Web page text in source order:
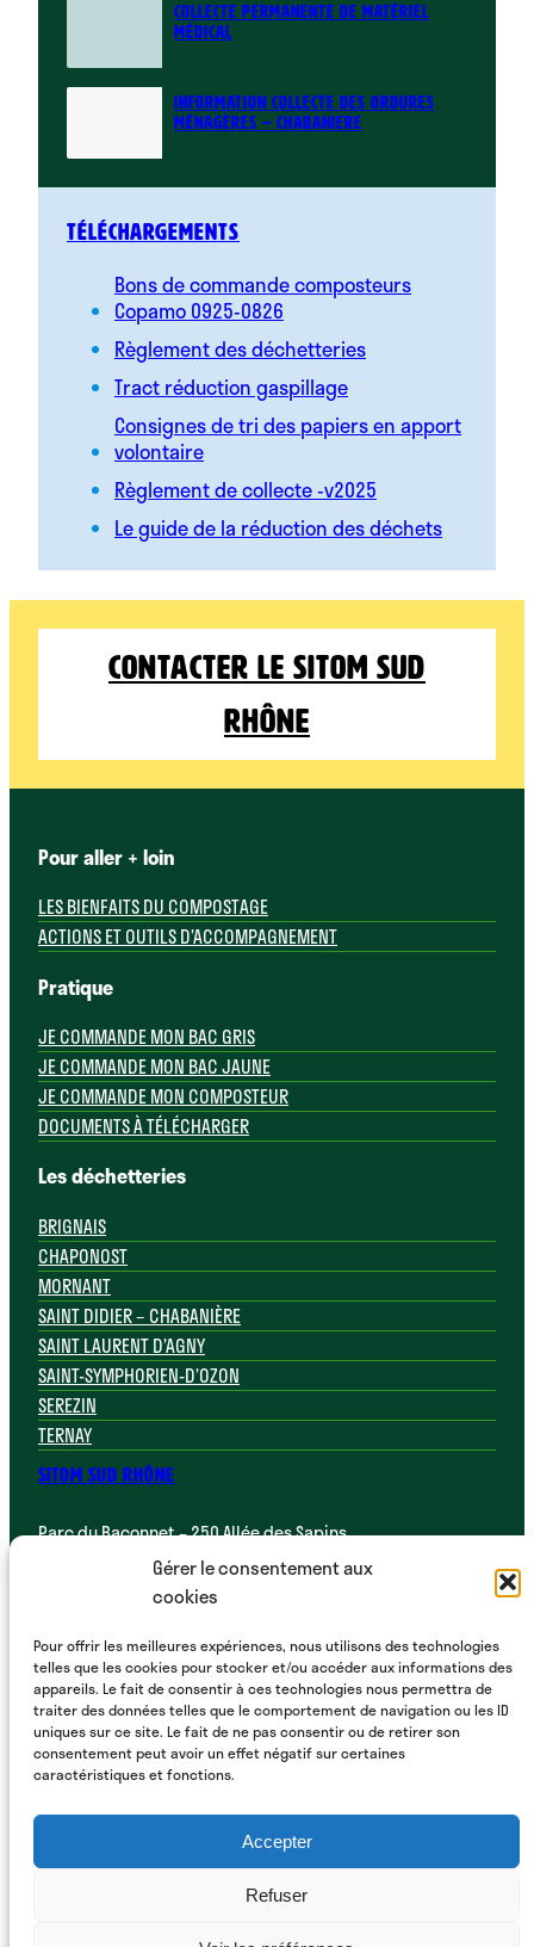
Gérer le consentement aux
cookies
Pour offrir les meilleures expériences, nous utilisons des technologies
telles que les cookies pour stocker et/ou accéder aux informations des
appareils. Le fait de consentir à ces technologies nous permettra de
traiter des données telles que le comportement de navigation ou les ID
uniques sur ce site. Le fait de ne pas consentir ou de retirer son
consentement peut avoir un effet négatif sur certaines
caractéristiques et fonctions.
Accepter
Refuser
COLLECTE PERMANENTE DE MATÉRIEL
MÉDICAL
INFORMATION COLLECTE DES ORDURES
MÉNAGÈRES – CHABANIERE
Téléchargements
Bons de commande composteurs
Copamo 0925-0826
Règlement des déchetteries
Tract réduction gaspillage
Consignes de tri des papiers en apport
volontaire
Règlement de collecte -v2025
Le guide de la réduction des déchets
Contacter le Sitom Sud
Rhône
SITOM SUD RHÔNE
Parc du Baconnet – 250 Allée des Sapins
69700 Montagny
Les déchetteries
BRIGNAIS
CHAPONOST
MORNANT
SAINT DIDIER – CHABANIÈRE
SAINT LAURENT D’AGNY
SAINT-SYMPHORIEN-D’OZON
SEREZIN
TERNAY
Pratique
JE COMMANDE MON BAC GRIS
JE COMMANDE MON BAC JAUNE
JE COMMANDE MON COMPOSTEUR
DOCUMENTS À TÉLÉCHARGER
Pour aller + loin
LES BIENFAITS DU COMPOSTAGE
ACTIONS ET OUTILS D’ACCOMPAGNEMENT
Politique de protection des données